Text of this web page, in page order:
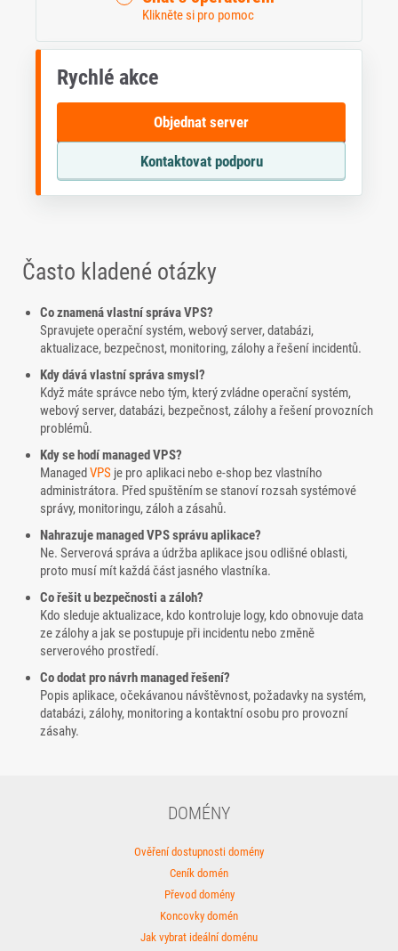
Klikněte si pro pomoc
Rychlé akce
Objednat server
Kontaktovat podporu
Často kladené otázky
Co znamená vlastní správa VPS?
Spravujete operační systém, webový server, databázi,
aktualizace, bezpečnost, monitoring, zálohy a řešení incidentů.
Kdy dává vlastní správa smysl?
Když máte správce nebo tým, který zvládne operační systém,
webový server, databázi, bezpečnost, zálohy a řešení provozních
problémů.
Kdy se hodí managed VPS?
ManagedVPS je pro aplikaci nebo e-shop bez vlastního
administrátora. Před spuštěním se stanoví rozsah systémové
správy, monitoringu, záloh a zásahů.
Nahrazuje managed VPS správu aplikace?
Ne. Serverová správa a údržba aplikace jsou odlišné oblasti,
proto musí mít každá část jasného vlastníka.
Co řešit u bezpečnosti a záloh?
Kdo sleduje aktualizace, kdo kontroluje logy, kdo obnovuje data
ze zálohy a jak se postupuje při incidentu nebo změně
serverového prostředí.
Co dodat pro návrh managed řešení?
Popis aplikace, očekávanou návštěvnost, požadavky na systém,
databázi, zálohy, monitoring a kontaktní osobu pro provozní
zásahy.
DOMÉNY
Ověření dostupnosti domény
Ceník domén
Převod domény
Koncovky domén
Jak vybrat ideální doménu